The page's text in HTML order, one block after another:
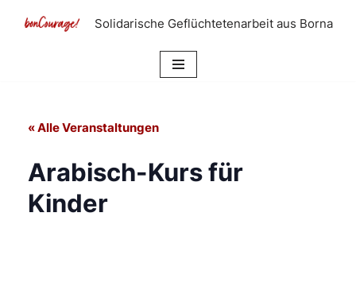
Solidarische Geflüchtetenarbeit aus Borna
« Alle Veranstaltungen
Arabisch-Kurs für
Kinder